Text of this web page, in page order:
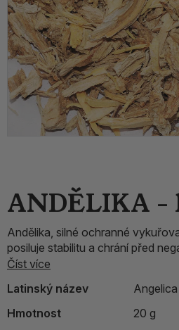
ANDĚLIKA -
Andělika, silné ochranné
posiluje stabilitu a chrání před
Číst více
Latinský název
Hmotnost
20 g